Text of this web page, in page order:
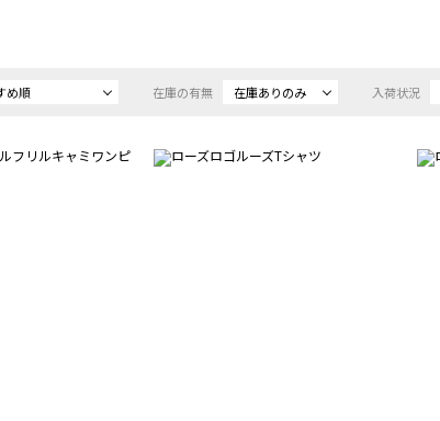
め順 在庫の有無 在庫ありのみ 入荷状況